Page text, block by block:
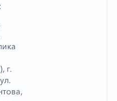
г.